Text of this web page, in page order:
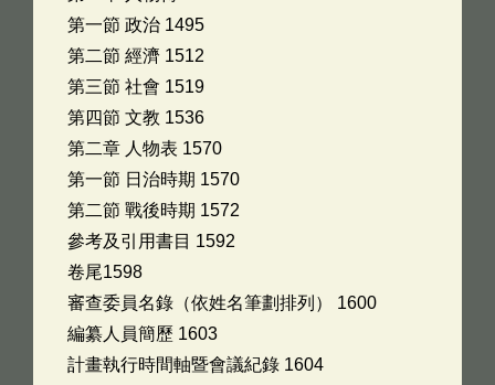
第一節 政治 1495
第二節 經濟 1512
第三節 社會 1519
第四節 文教 1536
第二章 人物表 1570
第一節 日治時期 1570
第二節 戰後時期 1572
參考及引用書目 1592
卷尾1598
審查委員名錄（依姓名筆劃排列） 1600
編纂人員簡歷 1603
計畫執行時間軸暨會議紀錄 1604